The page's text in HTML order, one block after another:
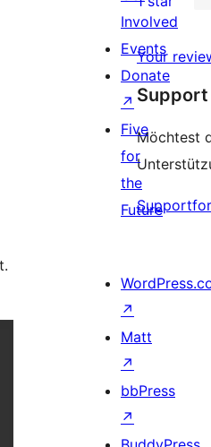
star
reviews
2-
reviews
star
reviews
Your
Support
Möchtest
Involved
Events
Donate
↗
Five
for
the
Future
↗
Matt
↗
bbPress
↗